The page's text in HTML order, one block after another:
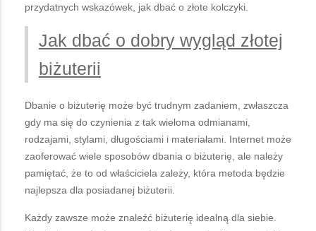
przydatnych wskazówek, jak dbać o złote kolczyki.
Jak dbać o dobry wygląd złotej
biżuterii
Dbanie o biżuterię może być trudnym zadaniem, zwłaszcza
gdy ma się do czynienia z tak wieloma odmianami,
rodzajami, stylami, długościami i materiałami. Internet może
zaoferować wiele sposobów dbania o biżuterię, ale należy
pamiętać, że to od właściciela zależy, która metoda będzie
najlepsza dla posiadanej biżuterii.
Każdy zawsze może znaleźć biżuterię idealną dla siebie.